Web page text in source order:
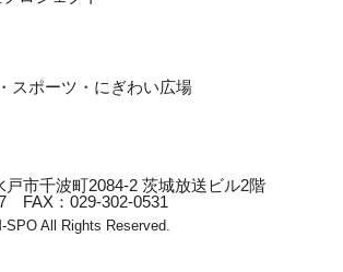
戸市千波町2084-2 茨城放送ビル2階
FAX：029-302-0531
All Rights Reserved.